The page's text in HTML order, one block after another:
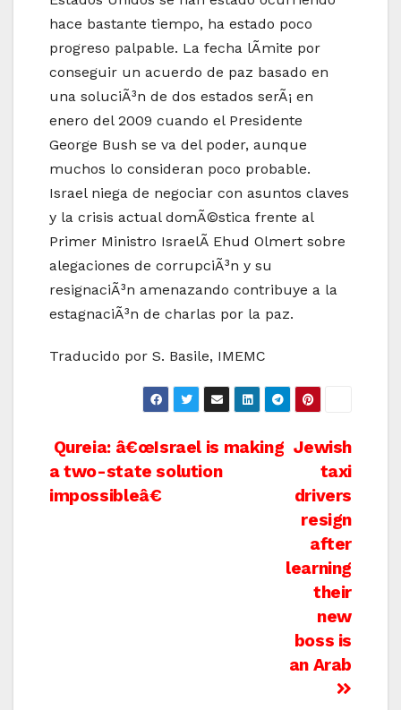
hace bastante tiempo, ha estado poco
progreso palpable. La fecha lÃ­mite por
conseguir un acuerdo de paz basado en
una soluciÃ³n de dos estados serÃ¡ en
enero del 2009 cuando el Presidente
George Bush se va del poder, aunque
muchos lo consideran poco probable.
Israel niega de negociar con asuntos claves
y la crisis actual domÃ©stica frente al
Primer Ministro IsraelÃ­ Ehud Olmert sobre
alegaciones de corrupciÃ³n y su
resignaciÃ³n amenazando contribuye a la
estagnaciÃ³n de charlas por la paz.
Traducido por S. Basile, IMEMC
Post
navigation
Jewish
taxi
drivers
resign
after
learning
their
new
boss is
an Arab
Qureia: â€œIsrael is making
a two-state solution
impossibleâ€